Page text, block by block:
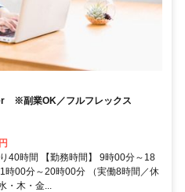
※副業OK／フルフレックス
40時間 【勤務時間】 9時00分～18
時00分～20時00分 （実働8時間／休
木・金...